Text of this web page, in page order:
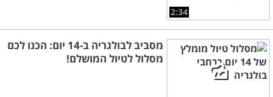
2:34
מסביב לבולגריה ב-14 יום: הכנו לכם
מסלול לטיול המושלם!